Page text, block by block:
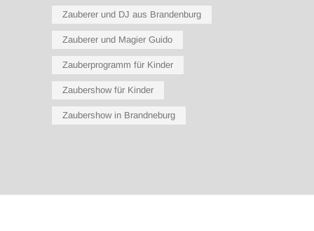
Zauberer und DJ aus Brandenburg
Zauberer und Magier Guido
Zauberprogramm für Kinder
Zaubershow für Kinder
Zaubershow in Brandneburg